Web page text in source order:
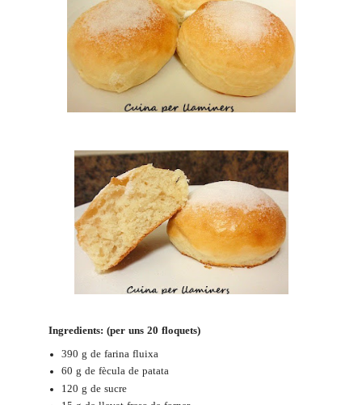
Ingredients: (per uns 20 floquets)
390 g de farina fluixa
60 g de fècula de patata
120 g de sucre